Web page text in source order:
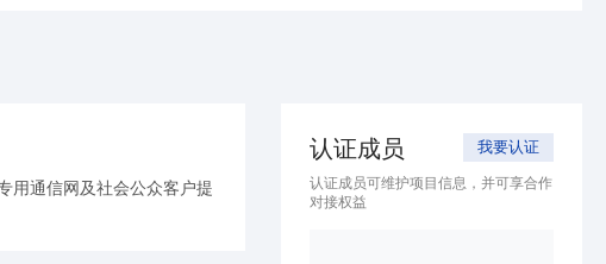
用通信网及社会公众客户提
认证成员 我要认证
认证成员可维护项目信息，并可享合作
对接权益